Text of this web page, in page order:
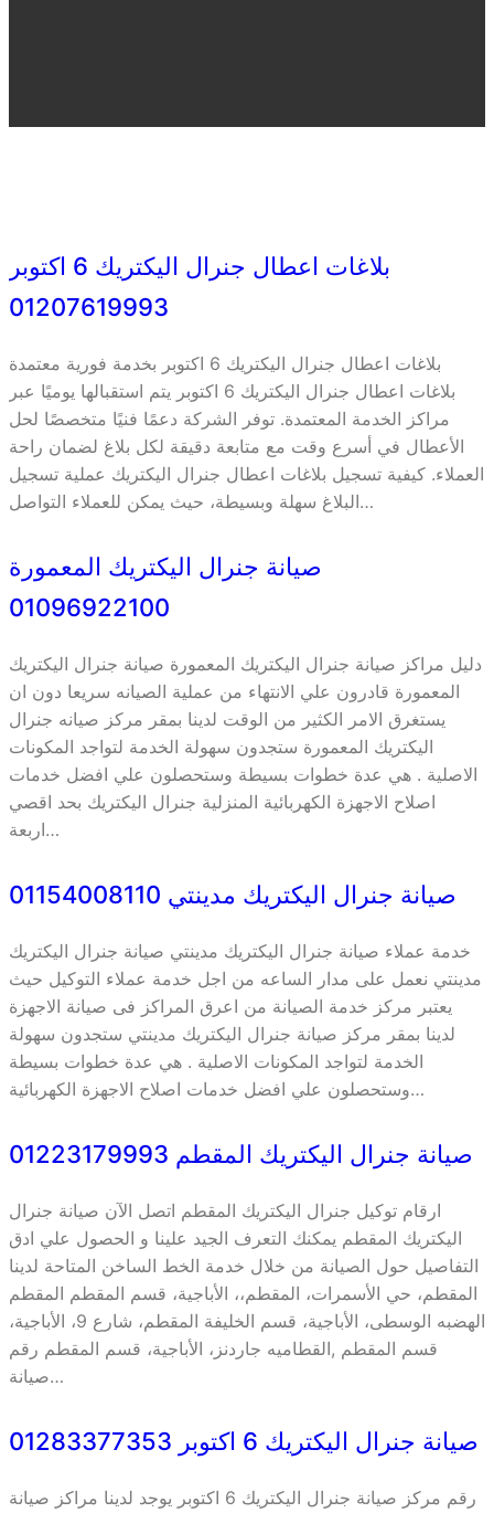
بلاغات اعطال جنرال اليكتريك 6 اكتوبر
01207619993
بلاغات اعطال جنرال اليكتريك 6 اكتوبر بخدمة فورية معتمدة
بلاغات اعطال جنرال اليكتريك 6 اكتوبر يتم استقبالها يوميًا عبر
مراكز الخدمة المعتمدة. توفر الشركة دعمًا فنيًا متخصصًا لحل
الأعطال في أسرع وقت مع متابعة دقيقة لكل بلاغ لضمان راحة
العملاء. كيفية تسجيل بلاغات اعطال جنرال اليكتريك عملية تسجيل
البلاغ سهلة وبسيطة، حيث يمكن للعملاء التواصل…
صيانة جنرال اليكتريك المعمورة
01096922100
دليل مراكز صيانة جنرال اليكتريك المعمورة صيانة جنرال اليكتريك
المعمورة قادرون علي الانتهاء من عملية الصيانه سريعا دون ان
يستغرق الامر الكثير من الوقت لدينا بمقر مركز صيانه جنرال
اليكتريك المعمورة ستجدون سهولة الخدمة لتواجد المكونات
الاصلية . هي عدة خطوات بسيطة وستحصلون علي افضل خدمات
اصلاح الاجهزة الكهربائية المنزلية جنرال اليكتريك بحد اقصي
اربعة…
صيانة جنرال اليكتريك مدينتي 01154008110
خدمة عملاء صيانة جنرال اليكتريك مدينتي صيانة جنرال اليكتريك
مدينتي نعمل على مدار الساعه من اجل خدمة عملاء التوكيل حيث
يعتبر مركز خدمة الصيانة من اعرق المراكز فى صيانة الاجهزة
لدينا بمقر مركز صيانة جنرال اليكتريك مدينتي ستجدون سهولة
الخدمة لتواجد المكونات الاصلية . هي عدة خطوات بسيطة
وستحصلون علي افضل خدمات اصلاح الاجهزة الكهربائية…
صيانة جنرال اليكتريك المقطم 01223179993
ارقام توكيل جنرال اليكتريك المقطم اتصل الآن صيانة جنرال
اليكتريك المقطم يمكنك التعرف الجيد علينا و الحصول علي ادق
التفاصيل حول الصيانة من خلال خدمة الخط الساخن المتاحة لدينا
المقطم، حي الأسمرات، المقطم،، الأباجية، قسم المقطم المقطم
الهضبه الوسطى، الأباجية، قسم الخليفة المقطم، شارع 9، الأباجية،
قسم المقطم ,القطاميه جاردنز، الأباجية، قسم المقطم رقم
صيانة…
صيانة جنرال اليكتريك 6 اكتوبر 01283377353
رقم مركز صيانة جنرال اليكتريك 6 اكتوبر يوجد لدينا مراكز صيانة